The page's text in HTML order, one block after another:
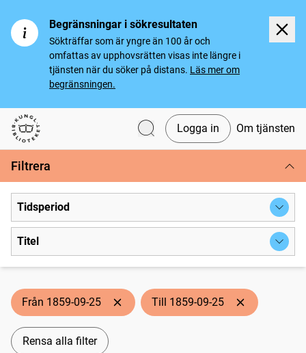
Begränsningar i sökresultaten
Sökträffar som är yngre än 100 år och
omfattas av upphovsrätten visas inte längre i
tjänsten när du söker på distans. Läs mer om
begränsningen.
Svenska tidningar
Logga in Om tjänsten
Filtrera
Tidsperiod
Titel
Från 1859-09-25 Till 1859-09-25
Rensa alla filter